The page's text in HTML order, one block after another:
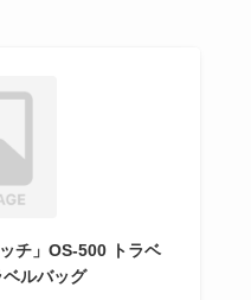
チ」OS-500 トラベ
ルバッグ